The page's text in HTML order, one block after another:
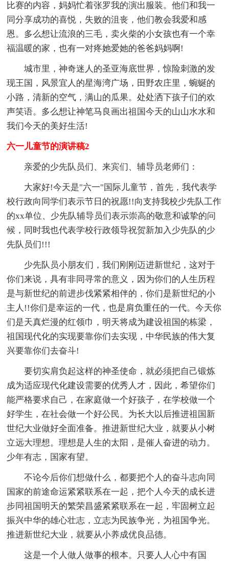
比赛的内容，妈妈忙着张罗我的演出服装。他们和我一
同分享成功的喜悦，失败的沮丧，他们教会我爱和感
恩。多么想让流浪的三毛，卖火柴的小女孩也有一个幸
福温暖的家，也有一对疼她爱她的爸爸妈妈啊!
城市里，神奇迷人的圣亚海底世界，惊险刺激的发
现王国，风景宜人的星海湾广场，田野农庄里，蜿蜒的
小路，清新的空气，满山的瓜果。处处洒下孩子们的欢
声笑语。多么想让神笔马良画出祖国今天的山山水水和
我们今天的美好生活!
六一儿童节的演讲稿2
亲爱的少先队员们、来宾们、辅导员老师们：
大家好!今天是"六一"国际儿童节，首先，我代表学
校行政向同学们表示节日的祝愿!!向支持我校少先队工作
的xx单位、少先队辅导员们表示崇高的敬意和诚挚的问
候，同时我也代表学校行政领导祝贺新加入少先队的少
先队员们!!!
少先队员小朋友们，我们刚刚迈进新世纪，这对于
你们来说，具有非同寻常的意义，因为你们的人生历程
是与新世纪的前进步伐紧紧相伴的，你们是新世纪的小
主人!!你们是幸运的一代，也是肩负重任的一代。今天你
们是天真烂漫的红领巾，明天将成为建设祖国的栋梁，
祖国现代化的实现要靠你们去实现，中华民族的伟大复
兴要靠你们去奋斗!
要切实肩负起这样的神圣使命，就必须把自己锻炼
成为适应现代化建设需要的优秀人才，因此，希望你们
能严格要求自己，在家庭做一个好孩子，在学校做一个
好学生，在社会做一个好公民。为长大以后推进祖国新
世纪大业做好全面准备。推进新世纪大业，就要从小树
立远大理想。理想是人生的太阳，是催人奋进的动力。
少年有志，国家有望。
不论今后你们想做什么，都要把个人的奋斗志向同
国家的前途命运紧紧联系在一起，把个人今天的成长进
步同祖国明天的繁荣昌盛紧紧联系在一起，牢固树立起
振兴中华的雄心壮志，立志为民族争光，为祖国争光。
推进新世纪大业，就要从小养成优良品德。
这是一个人做人做事的根本。只要人人心中有国